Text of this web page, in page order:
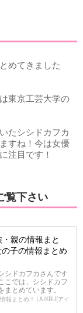
めてきました
東京工芸大学の
たシシドカフカ
すね！今は女優
注目です！
覧下さい
親の情報まと
子の情報まとめ
シドカフカさんです
こでは、シシドカフ
とめています。
報まとめ！ | AIKRU[アイ